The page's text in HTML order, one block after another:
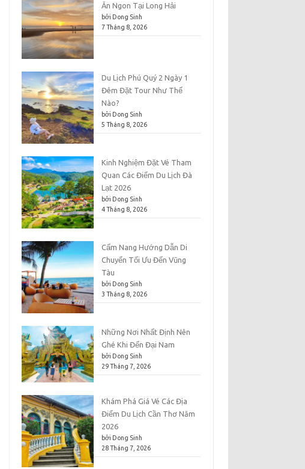
Ăn Ngon Tại Long Hải
bởi Dong Sinh
7 Tháng 8, 2026
Du Lịch Phú Quý 2 Ngày 1
Đêm Đặt Tour Như Thế
Nào?
bởi Dong Sinh
5 Tháng 8, 2026
Kinh Nghiệm Đặt Vé Tham
Quan Các Điểm Du Lịch Đà
Lạt 2026
bởi Dong Sinh
4 Tháng 8, 2026
Cẩm Nang Hướng Dẫn Di
Chuyển Tối Ưu Đến Vũng
Tàu
bởi Dong Sinh
3 Tháng 8, 2026
Những Nơi Nhất Định Nên
Ghé Khi Đến Đại Nam
bởi Dong Sinh
29 Tháng 7, 2026
Khám Phá Giá Vé Các Địa
Điểm Du Lịch Cần Thơ Năm
2026
bởi Dong Sinh
28 Tháng 7, 2026